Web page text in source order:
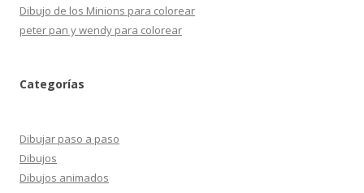
Dibujo de los Minions para colorear
peter pan y wendy para colorear
Categorías
Dibujar paso a paso
Dibujos
Dibujos animados